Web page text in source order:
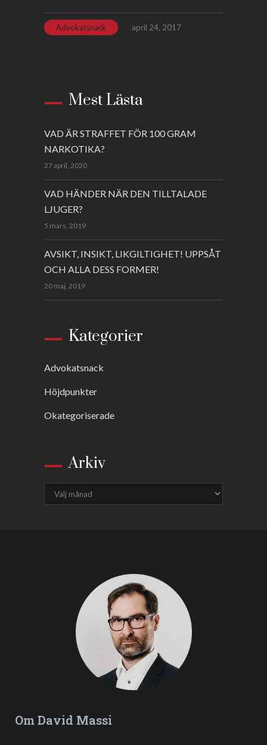
Advokatsnack april 24, 2017
Mest Lästa
VAD ÄR STRAFFET FÖR 100 GRAM
NARKOTIKA?
27 april, 2020
VAD HÄNDER NÄR DEN TILLTALADE
LJUGER?
5 mars, 2019
AVSIKT, INSIKT, LIKGILTIGHET! UPPSÅT
OCH ALLA DESS FORMER!
20 maj, 2019
Kategorier
Advokatsnack
Höjdpunkter
Okategoriserade
Arkiv
Om David Massi